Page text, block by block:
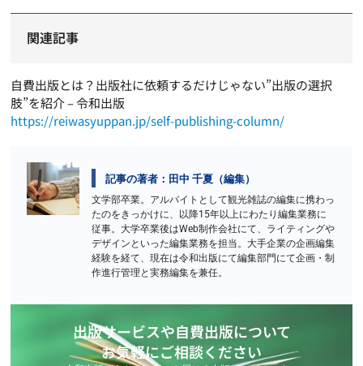
関連記事
自費出版とは？出版社に依頼するだけじゃない”出版の選択
肢”を紹介 – 令和出版
https://reiwasyuppan.jp/self-publishing-column/
記事の著者：田中 千夏（編集）
文学部卒業。アルバイトとして観光雑誌の編集に携わっ
たのをきっかけに、以降15年以上にわたり編集業務に
従事。大学卒業後はWeb制作会社にて、ライティングや
デザインといった編集業務を担当。大手企業の企画編集
経験を経て、現在は令和出版にて編集部門にて企画・制
作進行管理と実務編集を兼任。
出版サービスや自費出版について
お気軽にご相談ください